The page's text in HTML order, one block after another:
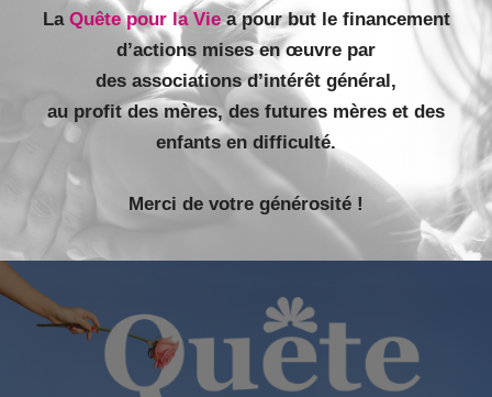
La Quête pour la Viea pour but le financement
d’actions mises en œuvre par
des associations d’intérêt général,
au profit des mères, des futures mères et des
enfants en difficulté.
Merci de votre générosité !